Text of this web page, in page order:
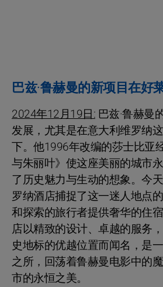
巴兹·鲁赫曼的新项目在好
2024年12月19日: 巴兹·鲁赫曼
发展，尤其是在意大利维罗纳
下。他1996年改编的莎士比亚
与朱丽叶》使这座美丽的城市
了历史魅力与生动的想象。今
罗纳酒店捕捉了这一迷人地点
和探索的旅行者提供奢华的住
店以精致的设计、卓越的服务
史地标的优越位置而闻名，是
之所，回荡着鲁赫曼电影中的
市的永恒之美。